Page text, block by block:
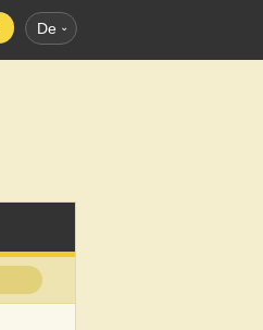
De